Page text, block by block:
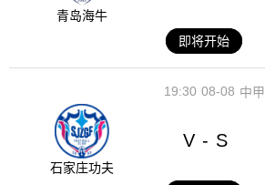
青岛海牛
即将开始
08-08
19:30 中甲
石家庄功夫
V - S